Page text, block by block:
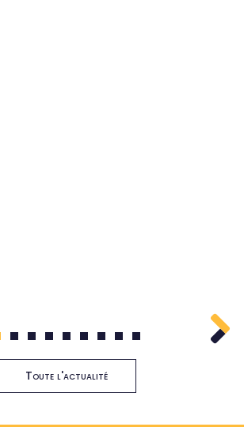
2 3 4 5 6 7 8 9
Toute l'actualité